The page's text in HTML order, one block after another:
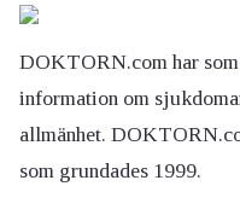
DOKTORN.com har
information om
allmänhet.
som grundades 1999.